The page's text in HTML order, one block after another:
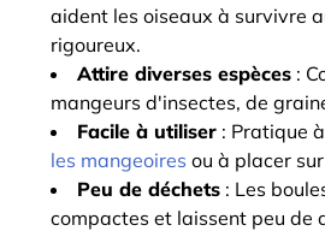
aident les oiseaux à survivre
rigoureux.
Attire diverses espèces :
mangeurs d'insectes, de
Facile à utiliser : Pratique
les mangeoires ou à placer sur
Peu de déchets : Les
compactes et laissent peu de